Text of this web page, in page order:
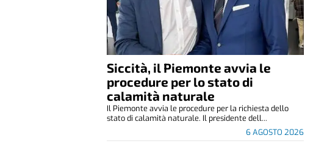
Siccità, il Piemonte avvia le
procedure per lo stato di
calamità naturale
6 AGOSTO 2026
Il Piemonte avvia le procedure per la richiesta dello
stato di calamità naturale. Il presidente dell...